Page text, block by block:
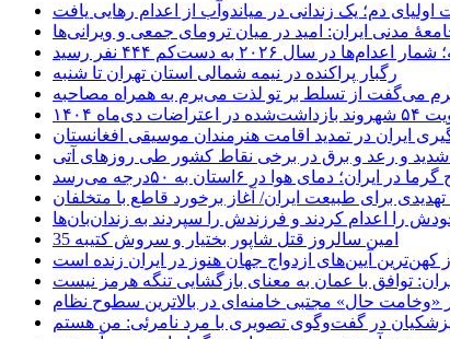
اولیای دم؛ یک زندانی در میاندوآب از اعدام رهایی یافت
مدنی ایران: امید در میان ترومای جمعی و ویرانی‌ها
رگبار پراکنده در نیمه شمالی استان تهران تا شنبه
می‌گفت از تسلط بر تو لذت می‌برم به همراه مصاحبه
۱۴۰۴
ایران در تمدید اقامت هنرمندان موسیقی افغانستان
شدید و رعد و برق در برخی نقاط کشور طی روزهای آتی
ایران؛ دمای هوا در ۶استان به ۵۰درجه می‌رسد
برای طبیعت ایران/ آغاز برخورد قاطع با متخلفان
را اعدام کردند و فرزندش را سپردند به زندان‌بان‌ها
35 امین سالروز قتل شاپور بختیار و سروش کتیبه
کهن‌ترین آیین‌های ازدواج جهان هنوز در ایران زنده است
توافق با عمان به معنای بازگشایی تنگه هرمز نیست
«وخامت حال» مجتبی خامنه‌ای در بالاترین سطوح نظام